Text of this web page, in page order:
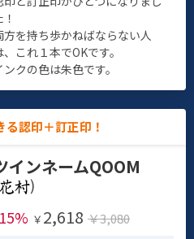
方を持ち歩かねばならない人
、これ１本でOKです。
ンクの色は朱色です。
認印＋訂正印！
インネームQOOM
)
￥ 2,618 ￥3,080